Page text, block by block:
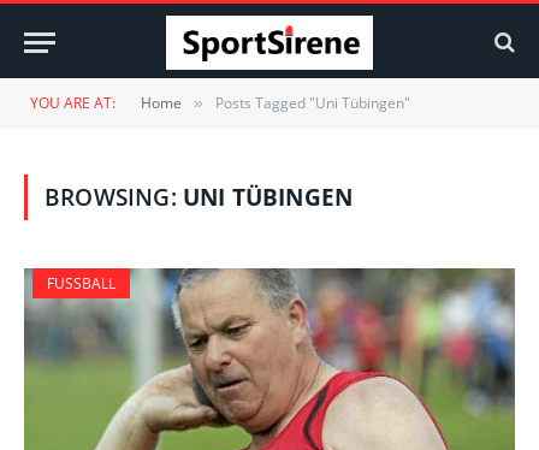
YOU ARE AT: Home » Posts Tagged "Uni Tübingen"
BROWSING: UNI TÜBINGEN
FUSSBALL